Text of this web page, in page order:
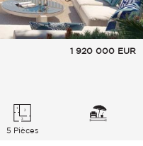
1 920 000 EUR
5 Pièces